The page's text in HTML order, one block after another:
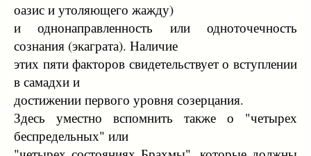
оазис и утоляющего жажду)
и однонаправленность или одноточечность
сознания (экаграта). Наличие
этих пяти факторов свидетельствует о вступлении
в самадхи и
достижении первого уровня созерцания.
Здесь уместно вспомнить также о "четырех
беспредельных" или